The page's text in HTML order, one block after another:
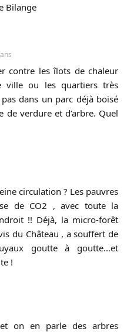
Bilange
contre les îlots de chaleur
ville ou les quartiers très
dans un parc déjà boisé
de verdure et d’arbre. Quel
circulation ? Les pauvres
de CO2 , avec toute la
!! Déjà, la micro-forêt
du Château , a souffert de
goutte à goutte…et
!
on en parle des arbres